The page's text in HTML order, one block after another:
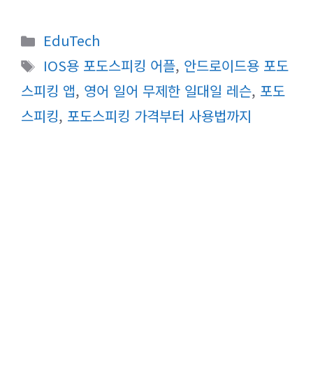
카
테
고
리
EduTech
태
그
IOS용 포도스피킹 어플, 안드로이드용 포도
스피킹 앱, 영어 일어 무제한 일대일 레슨, 포도
스피킹, 포도스피킹 가격부터 사용법까지